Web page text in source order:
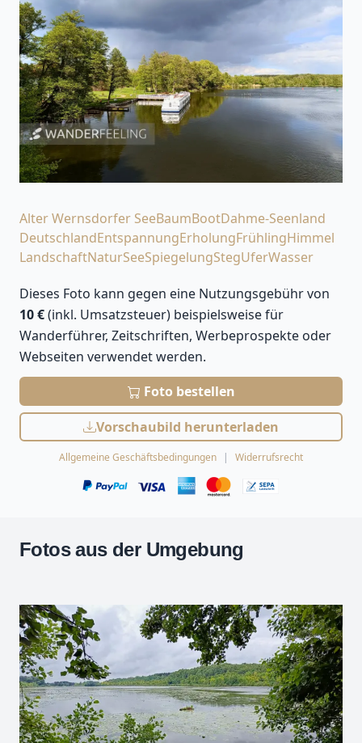
Alter Wernsdorfer SeeBaumBootDahme-Seenland
DeutschlandEntspannungErholungFrühlingHimmel
LandschaftNaturSeeSpiegelungStegUferWasser
Dieses Foto kann gegen eine Nutzungsgebühr von
10 €(inkl. Umsatzsteuer) beispielsweise für
Wanderführer, Zeitschriften, Werbeprospekte oder
Webseiten verwendet werden.
Foto bestellen
Vorschaubild herunterladen
Allgemeine Geschäftsbedingungen Widerrufsrecht
Fotos aus der Umgebung
+
−